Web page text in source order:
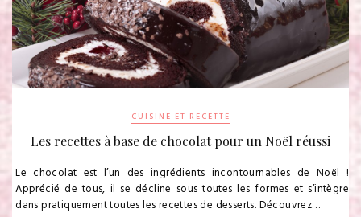
CUISINE ET RECETTE
Les recettes à base de chocolat pour un Noël réussi
Le chocolat est l’un des ingrédients incontournables de Noël !
Apprécié de tous, il se décline sous toutes les formes et s’intègre
dans pratiquement toutes les recettes de desserts. Découvrez…